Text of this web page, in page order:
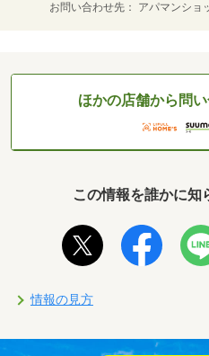
お問い合わせ先 アパマンショ
ほかの店舗から問い
この情報を誰かに知
情報の見方